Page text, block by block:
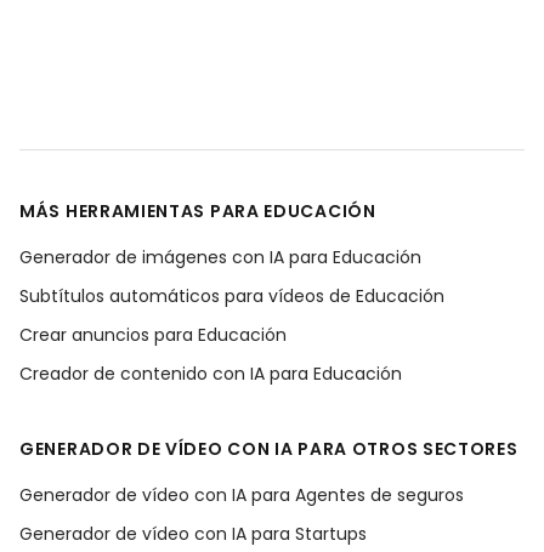
MÁS HERRAMIENTAS PARA EDUCACIÓN
Generador de imágenes con IA para Educación
Subtítulos automáticos para vídeos de Educación
Crear anuncios para Educación
Creador de contenido con IA para Educación
GENERADOR DE VÍDEO CON IA PARA OTROS SECTORES
Generador de vídeo con IA para Agentes de seguros
Generador de vídeo con IA para Startups